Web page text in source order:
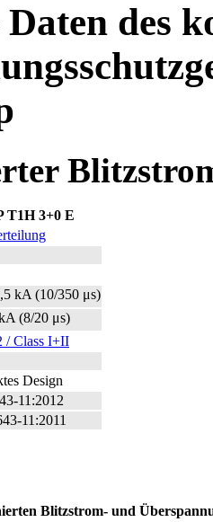
Daten des
T1H 3+0 E
kA (10/350 μs)
(8/20 μs)
/ Class I+II
Design
11:2012
11:2011
Blitzstrom- und